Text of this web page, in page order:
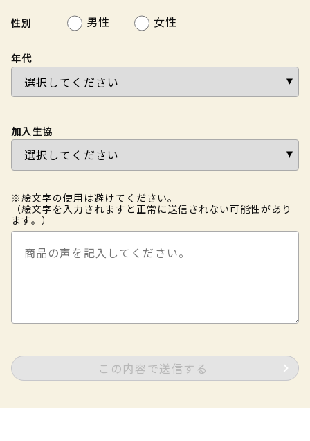
性別 男性 女性
年代
加入生協
※絵文字の使用は避けてください。
（絵文字を入力されますと正常に送信されない可能性があり
ます。）
この内容で送信する